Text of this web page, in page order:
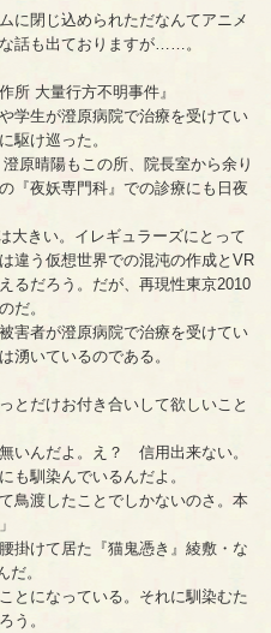
閉じ込められただなんてアニメ
話も出ておりますが……。
所 大量行方不明事件』
学生が澄原病院で治療を受けてい
駆け巡った。
原晴陽もこの所、院長室から余り
『夜妖専門科』での診療にも日夜
大きい。イレギュラーズにとって
違う仮想世界での混沌の作成とVR
るだろう。だが、再現性東京2010
だ。
害者が澄原病院で治療を受けてい
湧いているのである。
とだけお付き合いして欲しいこと
いんだよ。え？ 信用出来ない。
も馴染んでいるんだよ。
鳥渡したことでしかないのさ。本
掛けて居た『猫鬼憑き』綾敷・な
だ。
とになっている。それに馴染むた
う。